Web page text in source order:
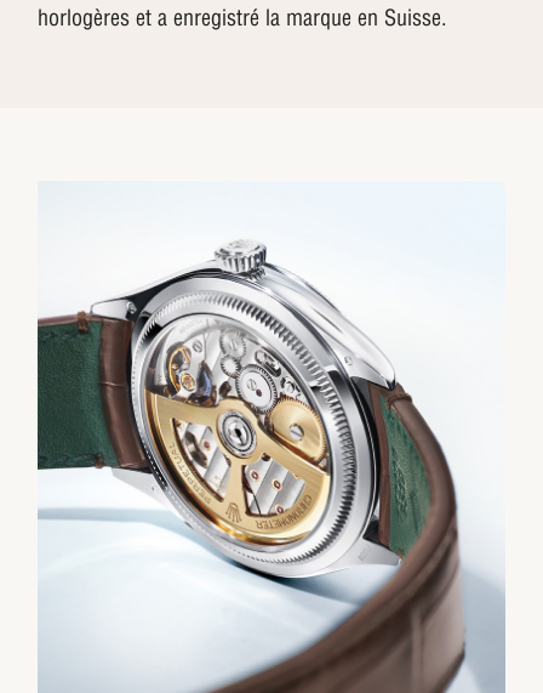
horlogères et a enregistré la marque en Suisse.